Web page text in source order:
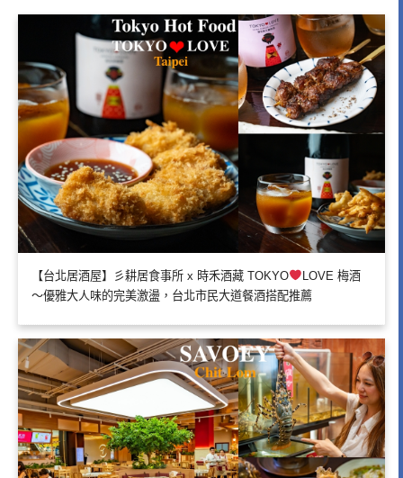
【台北居酒屋】彡耕居食事所 x 時禾酒藏 TOKYO
LOVE 梅酒
～優雅大人味的完美激盪，台北市民大道餐酒搭配推薦